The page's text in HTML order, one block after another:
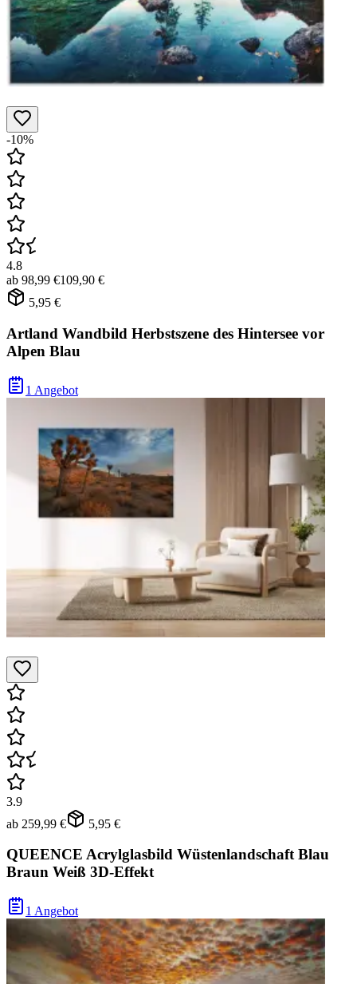
-10%
4.8
ab 98,99 €109,90 €
5,95 €
Artland Wandbild Herbstszene des Hintersee vor
Alpen Blau
1 Angebot
3.9
ab 259,99 € 5,95 €
QUEENCE Acrylglasbild Wüstenlandschaft Blau
Braun Weiß 3D-Effekt
1 Angebot